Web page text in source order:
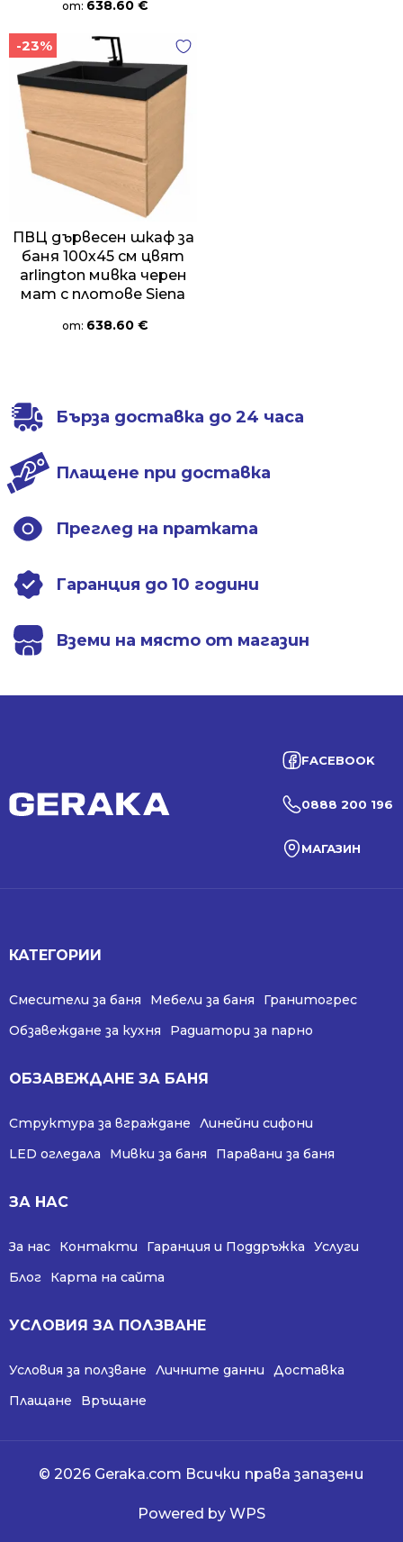
от: 638.60 €
-23%
ПВЦ дървесен шкаф за
баня 100х45 см цвят
arlington мивка черен
мат с плотове Siena
от: 638.60 €
Бърза доставка до 24 часа
Плащене при доставка
Преглед на пратката
Гаранция до 10 години
Вземи на място от магазин
FACEBOOK
0888 200 196
МАГАЗИН
КАТЕГОРИИ
Смесители за баня Мебели за баня
Гранитогрес
Обзавеждане за кухня
Радиатори за парно
ОБЗАВЕЖДАНЕ ЗА БАНЯ
Структура за вграждане
Линейни сифони
LED огледала
Мивки за баня Паравани за баня
ЗА НАС
За нас Контакти Гаранция и Поддръжка
Услуги
Блог
Карта на сайта
УСЛОВИЯ ЗА ПОЛЗВАНЕ
Условия за ползване Личните данни
Доставка
Плащане
Връщане
© 2026 Geraka.com Всички права запазени
Powered by WPS